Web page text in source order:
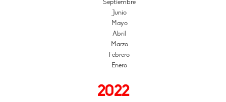
Septiembre
Junio
Mayo
Abril
Marzo
Febrero
Enero
2022